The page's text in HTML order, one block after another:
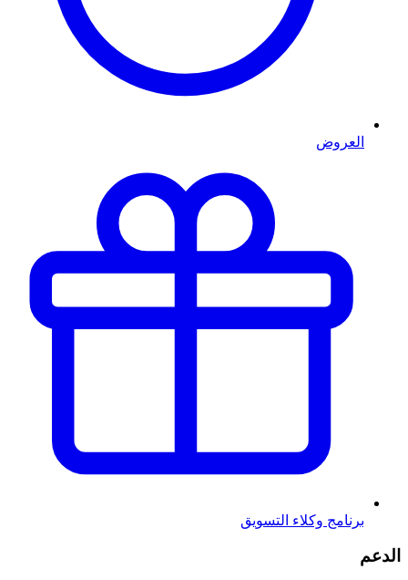
العروض
برنامج وكلاء التسويق
الدعم